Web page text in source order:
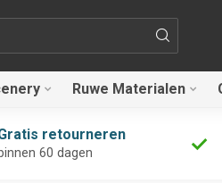
Ruwe Materialen
retourneren
binnen 60 dagen